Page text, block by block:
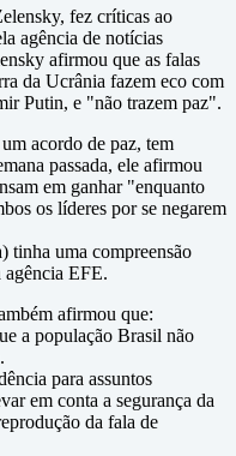
fez críticas ao
agência de notícias
afirmou que as falas
da Ucrânia fazem eco com
Putin, e "não trazem paz".
acordo de paz, tem
passada, ele afirmou
em ganhar "enquanto
os líderes por se negarem
tinha uma compreensão
EFE.
afirmou que:
a população Brasil não
para assuntos
em conta a segurança da
da fala de